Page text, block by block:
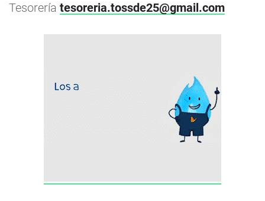
Tesorería tesoreria.tossde25@gmail.com